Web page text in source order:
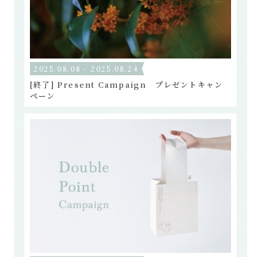
2025.08.08 - 2025.08.24
[終了] Present Campaign プレゼントキャン
ペーン